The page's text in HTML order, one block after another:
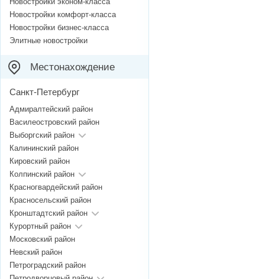
Новостройки комфорт-класса
Новостройки бизнес-класса
Элитные новостройки
Местонахождение
Санкт-Петербург
Адмиралтейский район
Василеостровский район
Выборгский район
Калининский район
Кировский район
Колпинский район
Красногвардейский район
Красносельский район
Кронштадтский район
Курортный район
Московский район
Невский район
Петроградский район